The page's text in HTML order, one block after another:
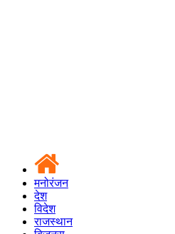
मनोरंजन
देश
विदेश
राजस्थान